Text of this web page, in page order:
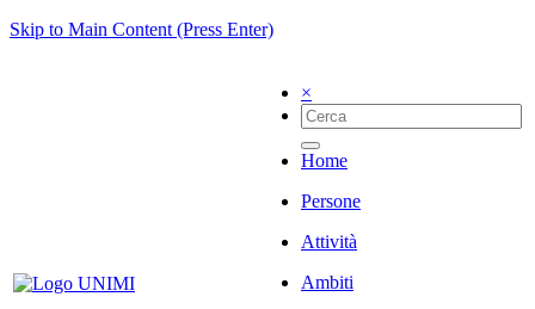
Skip to Main Content (Press Enter)
×
Home
Persone
Attività
Ambiti